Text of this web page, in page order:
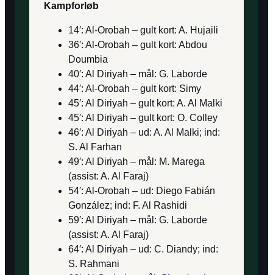
Kampforløb
14′: Al-Orobah – gult kort: A. Hujaili
36′: Al-Orobah – gult kort: Abdou
Doumbia
40′: Al Diriyah – mål: G. Laborde
44′: Al-Orobah – gult kort: Simy
45′: Al Diriyah – gult kort: A. Al Malki
45′: Al Diriyah – gult kort: O. Colley
46′: Al Diriyah – ud: A. Al Malki; ind:
S. Al Farhan
49′: Al Diriyah – mål: M. Marega
(assist: A. Al Faraj)
54′: Al-Orobah – ud: Diego Fabián
González; ind: F. Al Rashidi
59′: Al Diriyah – mål: G. Laborde
(assist: A. Al Faraj)
64′: Al Diriyah – ud: C. Diandy; ind:
S. Rahmani